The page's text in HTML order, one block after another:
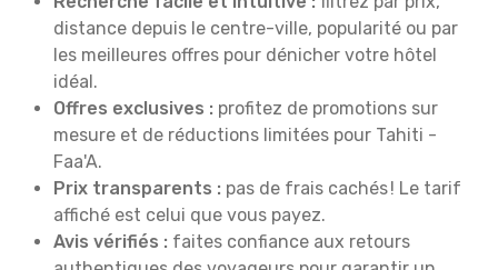
distance depuis le centre-ville, popularité ou par
les meilleures offres pour dénicher votre hôtel
idéal.
Offres exclusives : profitez de promotions sur
mesure et de réductions limitées pour Tahiti -
Faa'A.
Prix transparents : pas de frais cachés ! Le tarif
affiché est celui que vous payez.
Avis vérifiés : faites confiance aux retours